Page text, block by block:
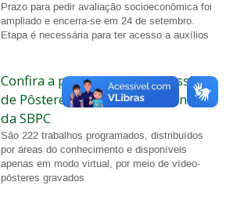
Prazo para pedir avaliação socioeconômica foi
ampliado e encerra-se em 24 de setembro.
Etapa é necessária para ter acesso a auxílios
Confira a programação da Sessão
de Pôsteres da 74ª Reunião Anual
da SBPC
São 222 trabalhos programados, distribuídos
por áreas do conhecimento e disponíveis
apenas em modo virtual, por meio de vídeo-
pôsteres gravados